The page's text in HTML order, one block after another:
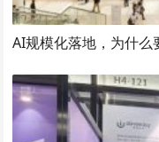
AI规模化落地，为什么